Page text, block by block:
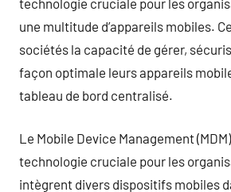
une multitude d’appareils mobiles.
sociétés la capacité de gérer,
façon optimale leurs appareils
tableau de bord centralisé.
Le Mobile Device Management
technologie cruciale pour les
intègrent divers dispositifs mobiles